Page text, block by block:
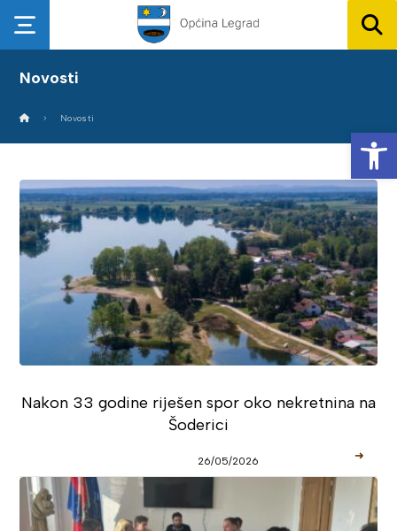
Novosti
Novosti
Nakon 33 godine riješen spor oko nekretnina na
Šoderici
26/05/2026 ➜